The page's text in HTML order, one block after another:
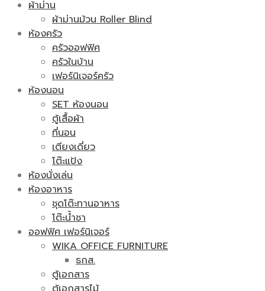
ผ้าม่าน
ผ้าม่านม้วน Roller Blind
ห้องครัว
ครัวออฟฟิศ
ครัวในบ้าน
เฟอร์นิเจอร์ครัว
ห้องนอน
SET ห้องนอน
ตู้เสื้อผ้า
ที่นอน
เตียงเดี่ยว
โต๊ะแป้ง
ห้องนั่งเล่น
ห้องอาหาร
ชุดโต๊ะทานอาหาร
โต๊ะน้ำชา
ออฟฟิศ เฟอร์นิเจอร์
WIKA OFFICE FURNITURE
ธกส.
ตู้เอกสาร